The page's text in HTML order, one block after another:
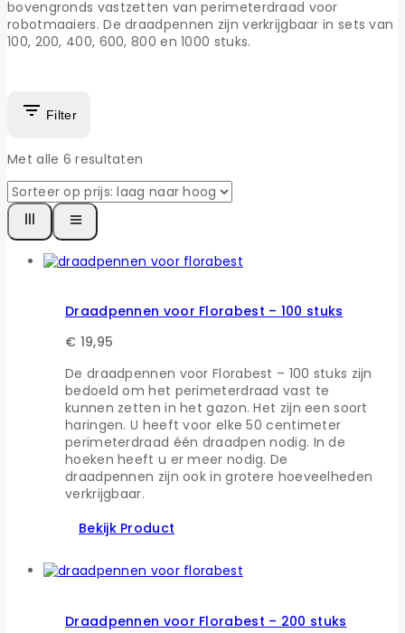
bovengronds vastzetten van perimeterdraad voor
robotmaaiers. De draadpennen zijn verkrijgbaar in sets van
100, 200, 400, 600, 800 en 1000 stuks.
Filter
Met alle 6 resultaten
Draadpennen voor Florabest – 100 stuks
€ 19,95
De draadpennen voor Florabest – 100 stuks zijn
bedoeld om het perimeterdraad vast te
kunnen zetten in het gazon. Het zijn een soort
haringen. U heeft voor elke 50 centimeter
perimeterdraad één draadpen nodig. In de
hoeken heeft u er meer nodig. De
draadpennen zijn ook in grotere hoeveelheden
verkrijgbaar.
Bekijk Product
Draadpennen voor Florabest – 200 stuks